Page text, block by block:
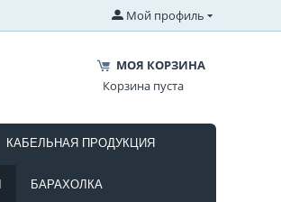
Мой профиль
МОЯ КОРЗИНА
Корзина пуста
КАБЕЛЬНАЯ ПРОДУКЦИЯ
БАРАХОЛКА